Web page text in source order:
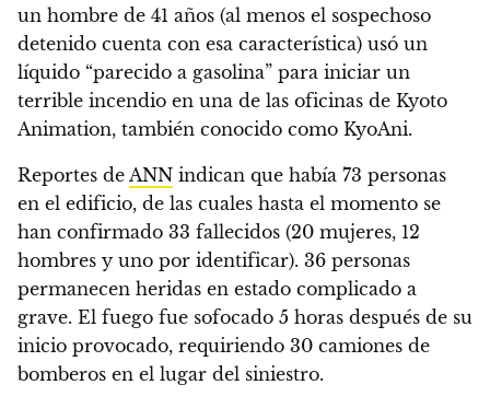
un hombre de 41 años (al menos el sospechoso
detenido cuenta con esa característica) usó un
líquido “parecido a gasolina” para iniciar un
terrible incendio en una de las oficinas de Kyoto
Animation, también conocido como KyoAni.
Reportes de ANN indican que había 73 personas
en el edificio, de las cuales hasta el momento se
han confirmado 33 fallecidos (20 mujeres, 12
hombres y uno por identificar). 36 personas
permanecen heridas en estado complicado a
grave. El fuego fue sofocado 5 horas después de su
inicio provocado, requiriendo 30 camiones de
bomberos en el lugar del siniestro.